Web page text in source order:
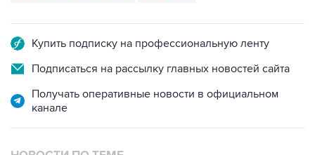
Купить подписку на профессиональную ленту
Подписаться на рассылку главных новостей сайта
Получать оперативные новости в официальном
канале